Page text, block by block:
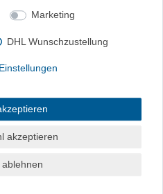
Marketing
DHL Wunschzustellung
akzeptieren
ablehnen